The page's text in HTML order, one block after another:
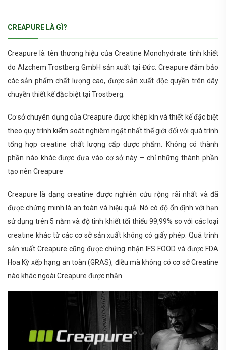
CREAPURE LÀ GÌ?
Creapure là tên thương hiệu của Creatine Monohydrate tinh khiết
do Alzchem Trostberg GmbH sản xuất tại Đức. Creapure đảm bảo
các sản phẩm chất lượng cao, được sản xuất độc quyền trên dây
chuyền thiết kế đặc biệt tại Trostberg.
Cơ sở chuyên dụng của Creapure được khép kín và thiết kế đặc biệt
theo quy trình kiểm soát nghiêm ngặt nhất thế giới đối với quá trình
tổng hợp creatine chất lượng cấp dược phẩm. Không có thành
phần nào khác được đưa vào cơ sở này – chỉ những thành phần
tạo nên Creapure
Creapure là dạng creatine được nghiên cứu rộng rãi nhất và đã
được chứng minh là an toàn và hiệu quả. Nó có độ ổn định với hạn
sử dụng trên 5 năm và độ tinh khiết tối thiểu 99,99% so với các loại
creatine khác từ các cơ sở sản xuất không có giấy phép. Quá trình
sản xuất Creapure cũng được chứng nhận IFS FOOD và được FDA
Hoa Kỳ xếp hạng an toàn (GRAS), điều mà không có cơ sở Creatine
nào khác ngoài Creapure được nhận.